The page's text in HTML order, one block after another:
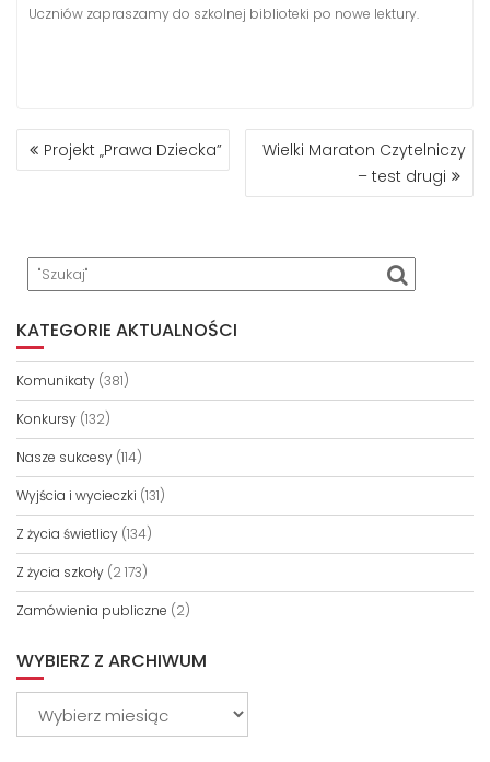
Uczniów zapraszamy do szkolnej biblioteki po nowe lektury.
NAWIGACJA
WPISU
Projekt „Prawa Dziecka”
Wielki Maraton Czytelniczy
– test drugi
KATEGORIE AKTUALNOŚCI
Komunikaty (381)
Konkursy (132)
Nasze sukcesy (114)
Wyjścia i wycieczki (131)
Z życia świetlicy (134)
Z życia szkoły (2 173)
Zamówienia publiczne (2)
WYBIERZ Z ARCHIWUM